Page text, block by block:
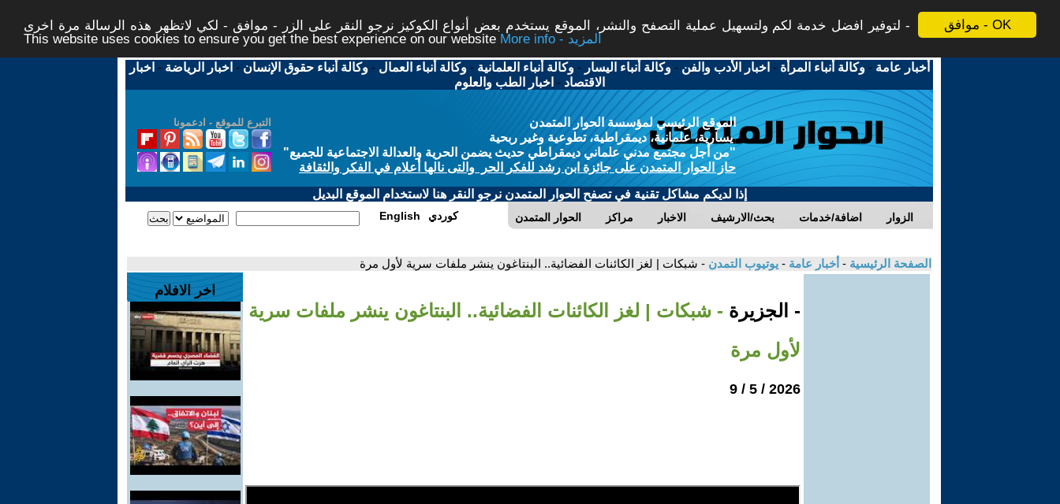
موافق - OK
لتوفير افضل خدمة لكم ولتسهيل عملية التصفح والنشر، الموقع يستخدم بعض أنواع الكوكيز نرجو النقر على الزر - موافق - لكي لاتظهر هذه الرسالة مرة اخرى -
This website uses cookies to ensure you get the best experience on our website
More info - المزيد
أخبار عامة -وكالة أنباء المرأة - اخبار الأدب والفن -وكالة أنباء اليسار -وكالة أنباء العلمانية -وكالة أنباء العمال -وكالة أنباء حقوق الإنسان - اخبار الرياضة - اخبار
الاقتصاد - اخبار الطب والعلوم
التبرع للموقع - ادعمونا
الموقع الرئيسي لمؤسسة الحوار المتمدن
يسارية، علمانية، ديمقراطية، تطوعية وغير ربحية
"من أجل مجتمع مدني علماني ديمقراطي حديث يضمن الحرية والعدالة الاجتماعية للجميع"
حاز الحوار المتمدن على جائزة ابن رشد للفكر الحر والتى نالها أعلام في الفكر والثقافة
إذا لديكم مشاكل تقنية في تصفح الحوار المتمدن نرجو النقر هنا لاستخدام الموقع البديل
الحوار المتمدن مراكز الاخبار بحث/الارشيف اضافة/خدمات الزوار English كوردي
الصفحة الرئيسية - أخبار عامة - يوتيوب التمدن - شبكات | لغز الكائنات الفضائية.. البنتاغون ينشر ملفات سرية لأول مرة
- الجزيرة - شبكات | لغز الكائنات الفضائية.. البنتاغون ينشر ملفات سرية
لأول مرة
2026 / 5 / 9
اخر الافلام